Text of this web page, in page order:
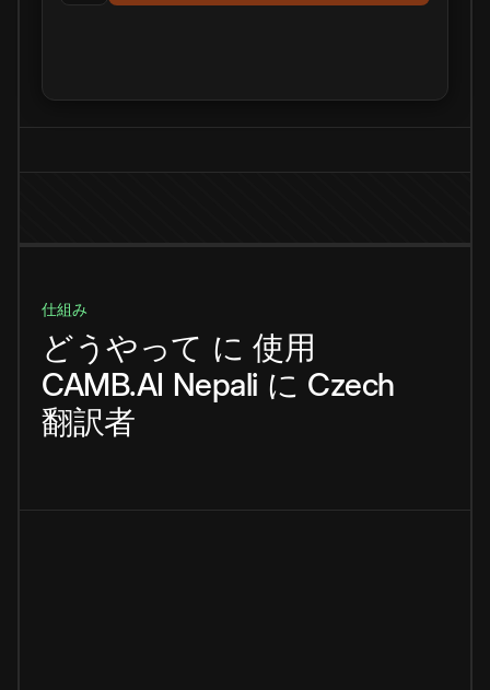
仕組み
どうやって に 使用
CAMB.AI Nepali に Czech
翻訳者